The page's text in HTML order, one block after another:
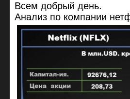
Всем добрый день.
Анализ по компании